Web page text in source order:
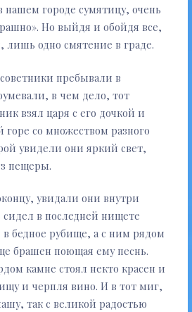
нашем городе сумятицу, очень
Но выйдя и обойдя все,
одно смятение в граде.
пребывали в
в чем дело, тот
взял царя с его дочкой и
со множеством разного
увидели они яркий свет,
пещеры.
увидали они внутри
в последней нищете
бедное рубище, а с ним рядом
брашен поющая ему песнь.
камне стоял некто красен и
и черпля вино. И в тот миг,
так с великой радостью